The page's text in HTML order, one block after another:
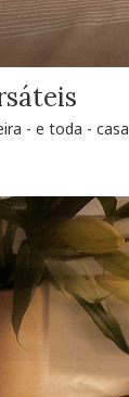
- e toda - casa